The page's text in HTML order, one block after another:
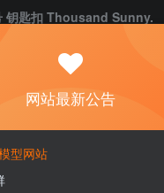
钥匙扣 Thousand Sunny.
100
免费
网站最新公告
型网站